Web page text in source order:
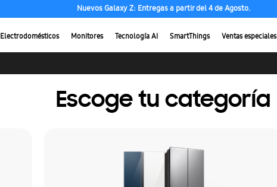
Nuevos Galaxy Z: Entregas a partir del 4 de Agosto.
Electrodomésticos Monitores Tecnología AI SmartThings Ventas especiales
Escoge tu categoría